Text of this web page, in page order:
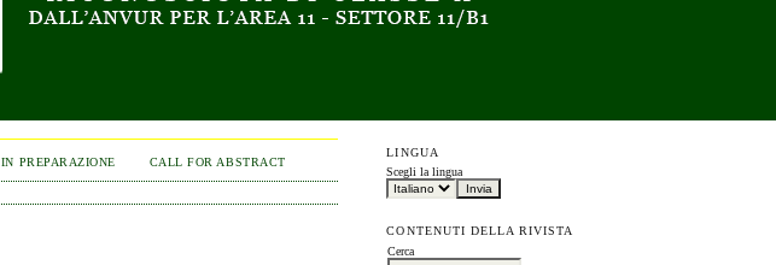
LINGUA
Scegli la lingua
CONTENUTI DELLA RIVISTA
Cerca
IN PREPARAZIONE CALL FOR ABSTRACT